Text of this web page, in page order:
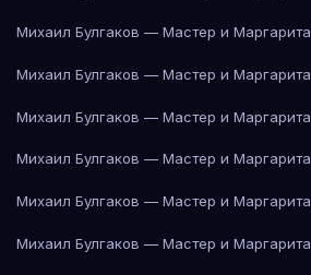
Михаил Булгаков — Мастер и Маргарита
Михаил Булгаков — Мастер и Маргарита
Михаил Булгаков — Мастер и Маргарита
Михаил Булгаков — Мастер и Маргарита
Михаил Булгаков — Мастер и Маргарита
Михаил Булгаков — Мастер и Маргарита